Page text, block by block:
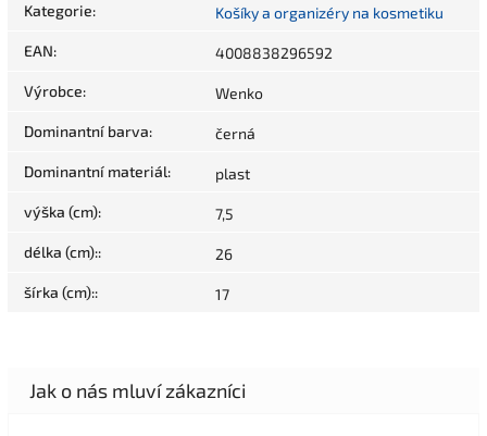
Kategorie: Košíky a organizéry na kosmetiku
EAN: 4008838296592
Výrobce: Wenko
Dominantní barva: černá
Dominantní materiál: plast
výška (cm): 7,5
délka (cm):: 26
šírka (cm):: 17